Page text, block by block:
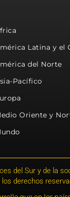
Latina y el
del Norte
Pacífico
Oriente y
del Sur y de la
derechos